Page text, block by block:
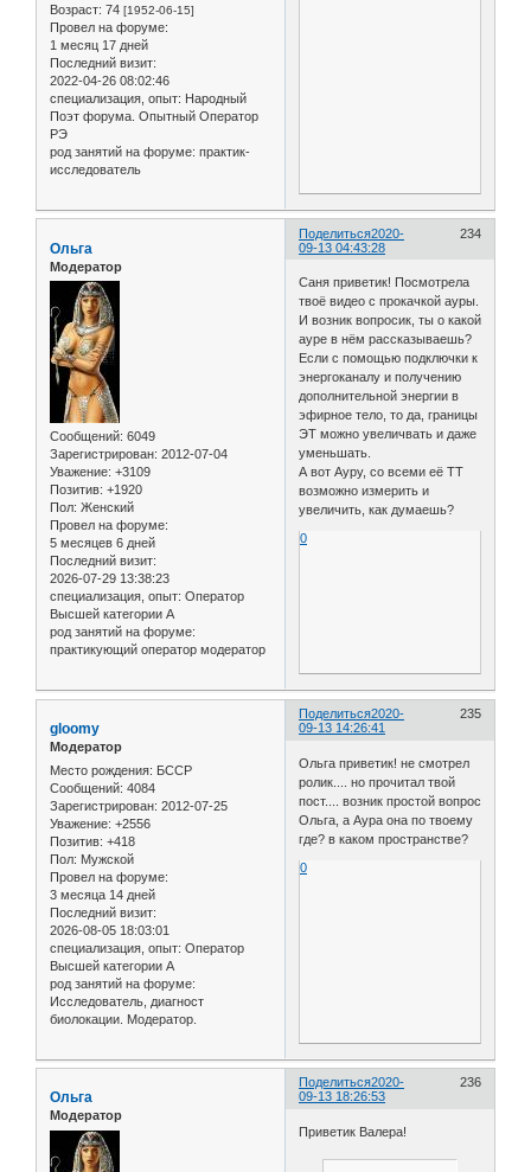
Возраст: 74 [1952-06-15]
Провел на форуме:
1 месяц 17 дней
Последний визит:
2022-04-26 08:02:46
специализация, опыт: Народный
Поэт форума. Опытный Оператор
РЭ
род занятий на форуме: практик-
исследователь
Поделиться 234
2020-
09-13 04:43:28
Ольга
Модератор
Сообщений: 6049
Зарегистрирован: 2012-07-04
Уважение: +3109
Позитив: +1920
Пол: Женский
Провел на форуме:
5 месяцев 6 дней
Последний визит:
2026-07-29 13:38:23
специализация, опыт: Оператор
Высшей категории А
род занятий на форуме:
практикующий оператор модератор
Саня приветик! Посмотрела
твоё видео с прокачкой ауры.
И возник вопросик, ты о какой
ауре в нём рассказываешь?
Если с помощью подключки к
энергоканалу и получению
дополнительной энергии в
эфирное тело, то да, границы
ЭТ можно увеличвать и даже
уменьшать.
А вот Ауру, со всеми её ТТ
возможно измерить и
увеличить, как думаешь?
0
Поделиться 235
2020-
09-13 14:26:41
gloomy
Модератор
Место рождения: БССР
Сообщений: 4084
Зарегистрирован: 2012-07-25
Уважение: +2556
Позитив: +418
Пол: Мужской
Провел на форуме:
3 месяца 14 дней
Последний визит:
2026-08-05 18:03:01
специализация, опыт: Оператор
Высшей категории А
род занятий на форуме:
Исследователь, диагност
биолокации. Модератор.
Ольга приветик! не смотрел
ролик.... но прочитал твой
пост.... возник простой вопрос
Ольга, а Аура она по твоему
где? в каком пространстве?
0
Поделиться 236
2020-
09-13 18:26:53
Ольга
Модератор
Приветик Валера!